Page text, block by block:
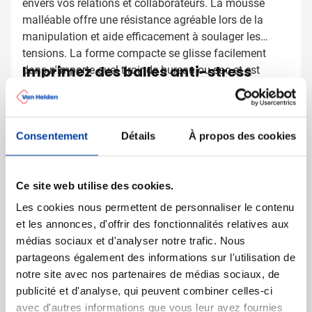
Consentement Détails À propos des cookies
Ce site web utilise des cookies.
Les cookies nous permettent de personnaliser le contenu
et les annonces, d'offrir des fonctionnalités relatives aux
médias sociaux et d'analyser notre trafic. Nous
partageons également des informations sur l'utilisation de
notre site avec nos partenaires de médias sociaux, de
publicité et d'analyse, qui peuvent combiner celles-ci
avec d'autres informations que vous leur avez fournies
envers vos relations et collaborateurs. La mousse
malléable offre une résistance agréable lors de la
manipulation et aide efficacement à soulager les
tensions. La forme compacte se glisse facilement
dans n'importe quel tiroir de bureau ou sac et est
toujours à portée de main lorsqu'un moment de
détente est souhaité. La forme universelle de cœur
actions de bien-être ou campagnes de santé.
Imprimez des balles anti-stress
avec votre logo
Chez Eurogifts, vous pouvez personnaliser ces balles
anti-stress avec votre logo d'entreprise ou message
publicitaire. Avec près de 50 ans d'expérience dans
une finition de qualité qui reflète votre
professionnalisme. Veuillez noter qu'avec les balles
anti-stress, de petites variations peuvent survenir en
termes de densité, couleur, dimensions et poids, ce qui
peut affecter la précision et l'uniformité de
l'impression. Vos balles anti-stress imprimées sont
livrées rapidement à des prix compétitifs.
Demandez un exemple numérique
Vous souhaitez voir comment votre logo apparaît sur
cette balle anti-stress pratique ? Demandez alors un
exemple numérique gratuit chez Eurogifts. Contactez-